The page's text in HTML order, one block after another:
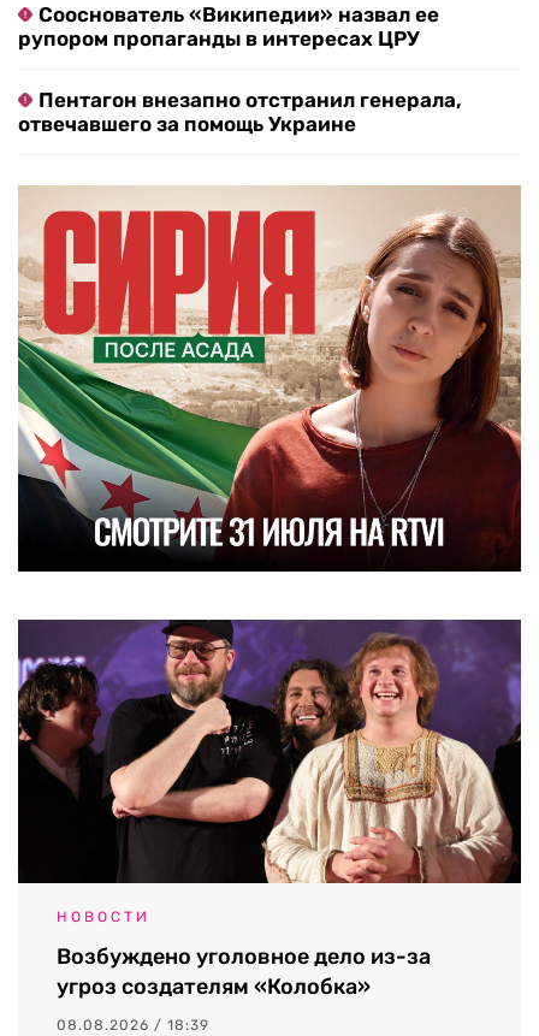
Сооснователь «Википедии» назвал ее
рупором пропаганды в интересах ЦРУ
Пентагон внезапно отстранил генерала,
отвечавшего за помощь Украине
НОВОСТИ
Возбуждено уголовное дело из-за
угроз создателям «Колобка»
08.08.2026 / 18:39